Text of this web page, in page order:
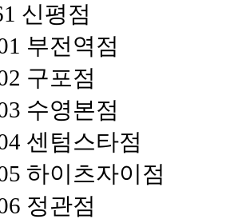
신평점
부전역점
구포점
수영본점
센텀스타점
하이츠자이점
정관점